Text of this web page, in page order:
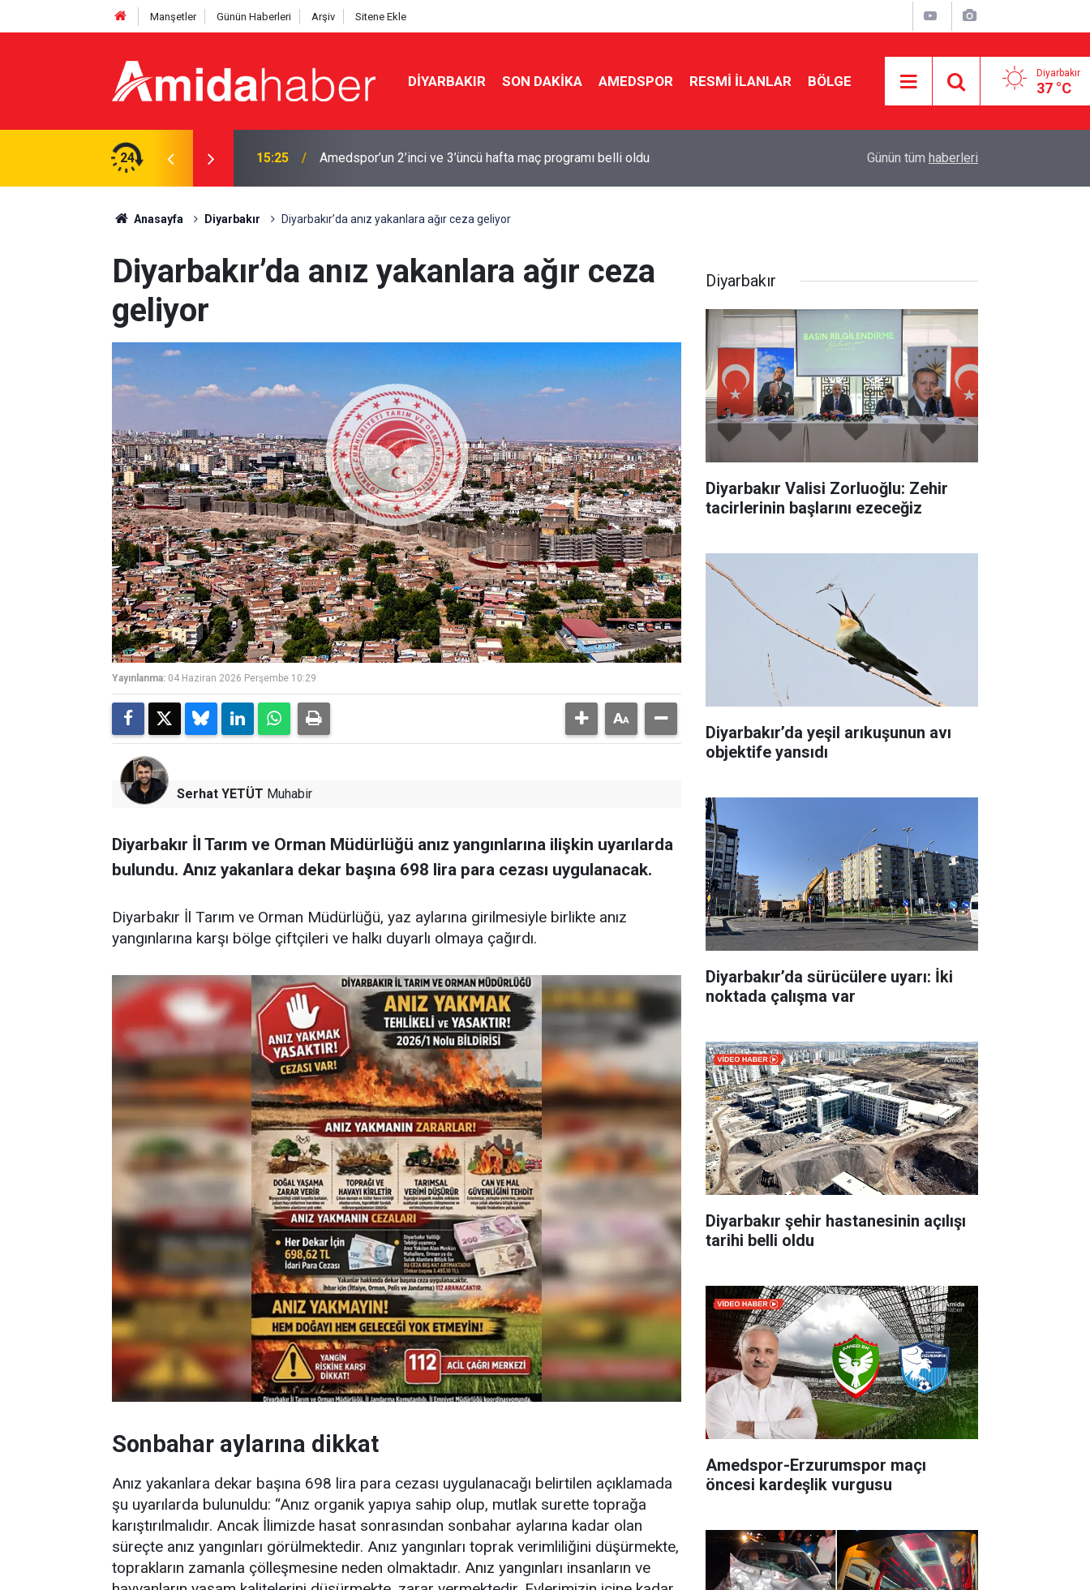
Manşetler Günün Haberleri Arşiv Sitene Ekle
DIYARBAKIR SON DAKIKA AMEDSPOR RESMI İLANLAR BÖLGE Diyarbakır
37 °C
24
maç programı belli oldu 15:13 Adalet Bakanı: Kayyımlar kalacak, Demirtaş çıkamayacak Diyarbakır’da yeşil arıkuşunun avı objektife
Günün tüm haberleri
Anasayfa Diyarbakır Diyarbakır’da anız yakanlara ağır ceza geliyor
Diyarbakır’da anız yakanlara ağır ceza
geliyor
Yayınlanma: 04 Haziran 2026 Perşembe 10:29
Serhat YETÜT Muhabir
Diyarbakır İl Tarım ve Orman Müdürlüğü anız yangınlarına ilişkin uyarılarda
bulundu. Anız yakanlara dekar başına 698 lira para cezası uygulanacak.
Diyarbakır İl Tarım ve Orman Müdürlüğü, yaz aylarına girilmesiyle birlikte anız
yangınlarına karşı bölge çiftçileri ve halkı duyarlı olmaya çağırdı.
Sonbahar aylarına dikkat
Anız yakanlara dekar başına 698 lira para cezası uygulanacağı belirtilen açıklamada
şu uyarılarda bulunuldu: “Anız organik yapıya sahip olup, mutlak surette toprağa
karıştırılmalıdır. Ancak İlimizde hasat sonrasından sonbahar aylarına kadar olan
süreçte anız yangınları görülmektedir. Anız yangınları toprak verimliliğini düşürmekte,
toprakların zamanla çölleşmesine neden olmaktadır. Anız yangınları insanların ve
Diyarbakır
Diyarbakır Valisi Zorluoğlu: Zehir
tacirlerinin başlarını ezeceğiz
Diyarbakır’da yeşil arıkuşunun avı
objektife yansıdı
Diyarbakır’da sürücülere uyarı: İki
noktada çalışma var
Diyarbakır şehir hastanesinin açılışı
tarihi belli oldu
Amedspor-Erzurumspor maçı
öncesi kardeşlik vurgusu